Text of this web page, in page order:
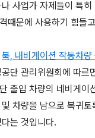
사업가 자제들이 특
때문에 사용하기 힘들
북, 내비게이션 작동차량
단 관리위원회에 따르
출입 차량의 네비게이
차량을 남으로 복귀토
는 것입니다.